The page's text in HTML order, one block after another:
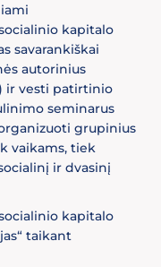
kapitalo
savarankiškai
autorinius
ir vesti patirtinio
seminarus
grupinius
vaikams, tiek
ir dvasinį
kapitalo
taikant